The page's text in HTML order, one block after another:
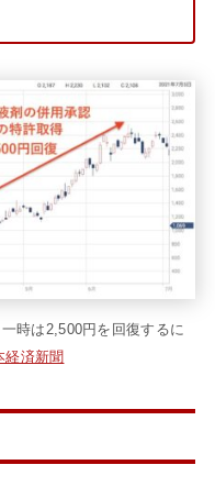
時は2,500円を回復するに
経済新聞